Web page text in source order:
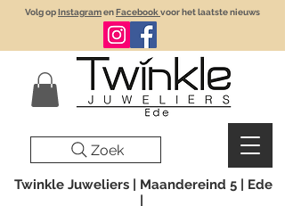
Twinkle Juweliers | Maandereind 5 | Ede
Volg opInstagramenFacebook voor het laatste nieuws
Zoek